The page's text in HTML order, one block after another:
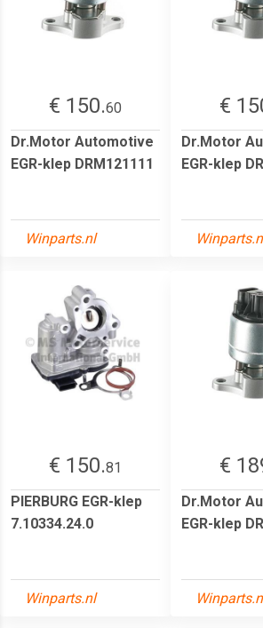
€ 150.60
Dr.Motor Automotive
EGR-klep DRM121111
Winparts.nl
€
Dr.Motor
EGR-klep
€ 150.81
PIERBURG EGR-klep
7.10334.24.0
Winparts.nl
€
Dr.Motor
EGR-klep